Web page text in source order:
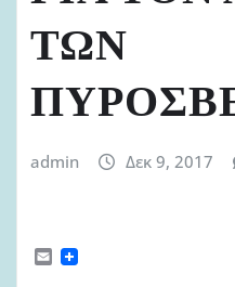
ΤΩΝ
admin Δεκ 9, 2017
E
m